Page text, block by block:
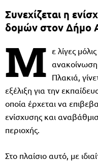
Συνεχίζεται η
δομών στον Δήμο
Μ ε λίγες
ανακοίνωση
Πλακιά,
εξέλιξη για την
οποία έρχεται να
ενίσχυσης και
περιοχής.
Στο πλαίσιο αυτό, με